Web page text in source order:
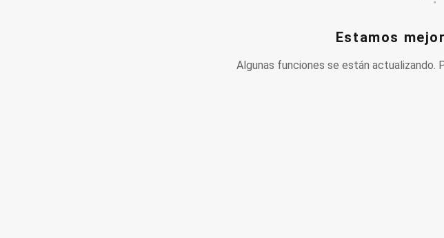
Estamos
Algunas funciones se están actualizando.